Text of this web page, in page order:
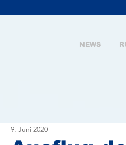
NEWS
9. Juni 2020